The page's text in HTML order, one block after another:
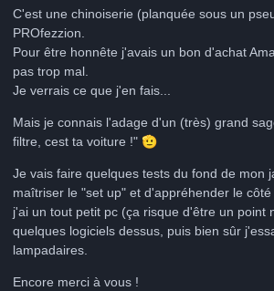
C'est une chinoiserie (planquée sous un
PROfezzion.
Pour être honnête j'avais un bon d'achat
pas trop mal.
Je verrais ce que j'en fais...
Mais je connais l'adage d'un (très) grand
filtre, cest ta voiture !" 🫡
Je vais faire quelques tests du fond de mon
maîtriser le "set up" et d'appréhender le
j'ai un tout petit pc (ça risque d'être un point
quelques logiciels dessus, puis bien sûr
lampadaires.
Encore merci à vous !